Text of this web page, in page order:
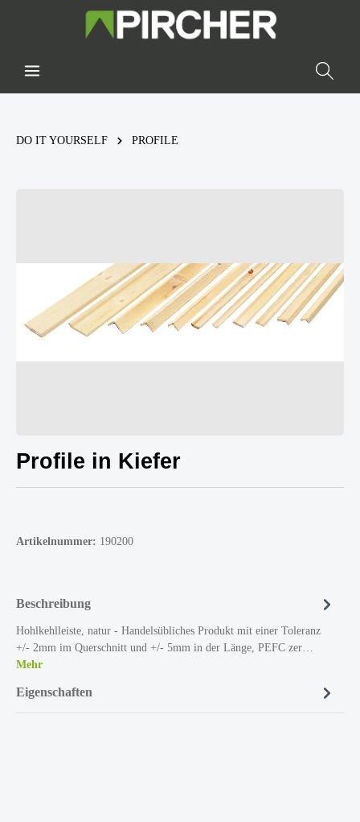
DO IT YOURSELF PROFILE
Profile in Kiefer
Artikelnummer: 190200
Beschreibung
Hohlkehlleiste, natur - Handelsübliches Produkt mit einer Toleranz
+/- 2mm im Querschnitt und +/- 5mm in der Länge, PEFC zer…
Mehr
Eigenschaften